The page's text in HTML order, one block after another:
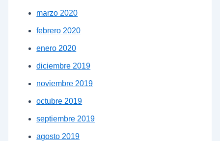
marzo 2020
febrero 2020
enero 2020
diciembre 2019
noviembre 2019
octubre 2019
septiembre 2019
agosto 2019